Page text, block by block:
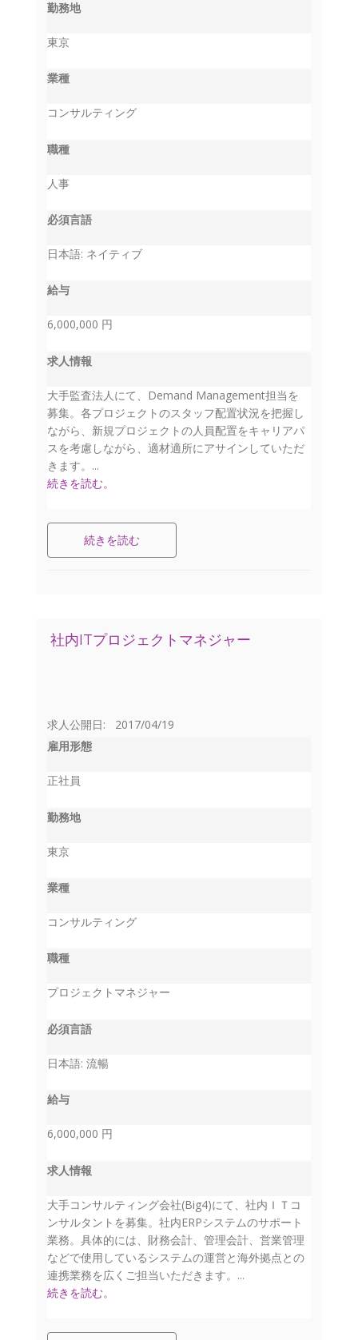
勤務地
東京
業種
コンサルティング
職種
人事
必須言語
日本語: ネイティブ
給与
6,000,000 円
求人情報
大手監査法人にて、Demand Management担当を
募集。各プロジェクトのスタッフ配置状況を把握し
ながら、新規プロジェクトの人員配置をキャリアパ
スを考慮しながら、適材適所にアサインしていただ
きます。...
続きを読む。
続きを読む
社内ITプロジェクトマネジャー
求人公開日: 2017/04/19
雇用形態
正社員
勤務地
東京
業種
コンサルティング
職種
プロジェクトマネジャー
必須言語
日本語: 流暢
給与
6,000,000 円
求人情報
大手コンサルティング会社(Big4)にて、社内ＩＴコ
ンサルタントを募集。社内ERPシステムのサポート
業務。具体的には、財務会計、管理会計、営業管理
などで使用しているシステムの運営と海外拠点との
連携業務を広くご担当いただきます。...
続きを読む。